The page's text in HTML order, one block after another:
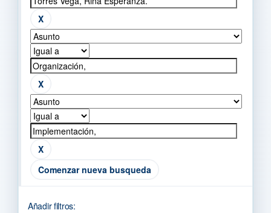
Comenzar nueva busqueda
Añadir filtros: